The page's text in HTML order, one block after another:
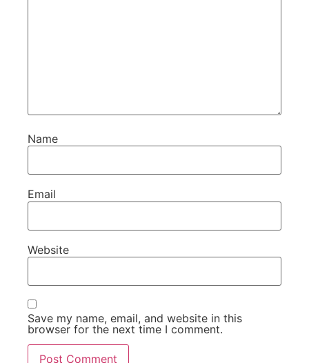
Name
Email
Website
Save my name, email, and website in this
browser for the next time I comment.